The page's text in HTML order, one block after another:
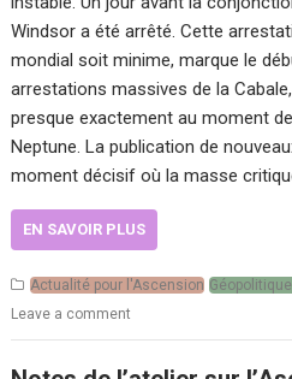
Windsor a été arrêté. Cette
mondial soit minime, marque le
arrestations massives de la
presque exactement au moment
Neptune. La publication de
moment décisif où la masse
EN SAVOIR PLUS
Actualité pour l'Ascension
Leave a comment